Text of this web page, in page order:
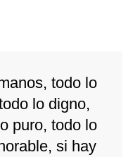
todo lo
lo digno,
puro, todo lo
si hay